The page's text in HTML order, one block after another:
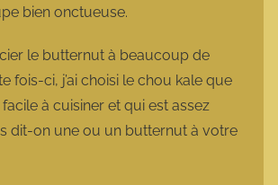
bien onctueuse.
le butternut à beaucoup de
fois-ci, j’ai choisi le chou kale que
à cuisiner et qui est assez
dit-on une ou un butternut à votre